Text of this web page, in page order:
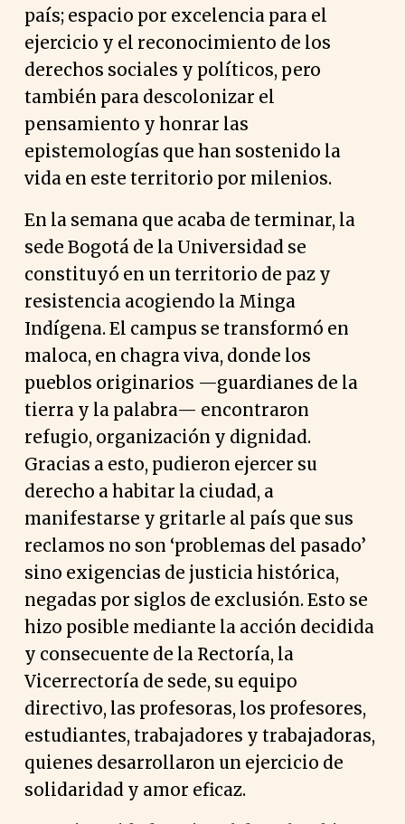
país; espacio por excelencia para el
ejercicio y el reconocimiento de los
derechos sociales y políticos, pero
también para descolonizar el
pensamiento y honrar las
epistemologías que han sostenido la
vida en este territorio por milenios.
En la semana que acaba de terminar, la
sede Bogotá de la Universidad se
constituyó en un territorio de paz y
resistencia acogiendo la Minga
Indígena. El campus se transformó en
maloca, en chagra viva, donde los
pueblos originarios —guardianes de la
tierra y la palabra— encontraron
refugio, organización y dignidad.
Gracias a esto, pudieron ejercer su
derecho a habitar la ciudad, a
manifestarse y gritarle al país que sus
reclamos no son ‘problemas del pasado’
sino exigencias de justicia histórica,
negadas por siglos de exclusión. Esto se
hizo posible mediante la acción decidida
y consecuente de la Rectoría, la
Vicerrectoría de sede, su equipo
directivo, las profesoras, los profesores,
estudiantes, trabajadores y trabajadoras,
quienes desarrollaron un ejercicio de
solidaridad y amor eficaz.